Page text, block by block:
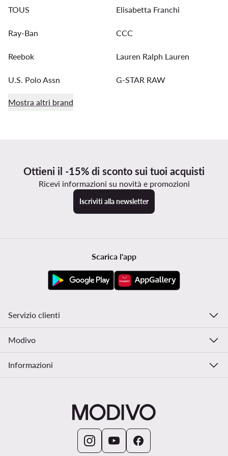
TOUS Elisabetta Franchi
Ray-Ban CCC
Reebok Lauren Ralph Lauren
U.S. Polo Assn G-STAR RAW
Mostra altri brand
Ottieni il -15% di sconto sui tuoi acquisti
Ricevi informazioni su novità e promozioni
Iscriviti alla newsletter
Scarica l'app
Servizio clienti
Modivo
Informazioni